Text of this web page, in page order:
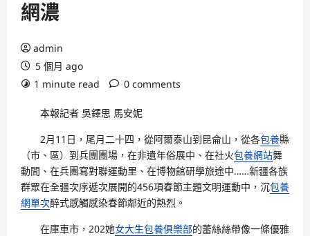
網濃
admin
5 個月 ago
1 minute read
0 comments
本報記者 吳鐸思 馬安妮
2月11日，尾月二十四，從阿爾泰山到昆侖山，從各包養縣
（市、區）到兵團團場，在非遺年俗展中、在社火包養網站舞
動間、在兵團寫對聯運動里、在博物館研學旅途中……新疆各族
群眾在全疆次序遞次展開的456項春節主題文明運動中，沉包養
網單次醉式感觸感染春節鄰近的熱烈。
在庫車市，202她女大生包養俱樂部的蕾絲絲帶像一條優雅